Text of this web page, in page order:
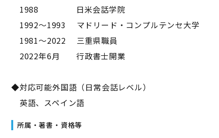
1988 日米会話学院
1992～1993 マドリード・コンプルテンセ大学
1981～2022 三重県職員
2022年6月 行政書士開業
◆対応可能外国語（日常会話レベル）
英語、スペイン語
所属・著書・資格等